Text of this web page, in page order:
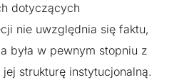
dotyczących
nie uwzględnia się faktu,
była w pewnym stopniu z
strukturę instytucjonalną.